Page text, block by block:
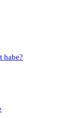
habe?